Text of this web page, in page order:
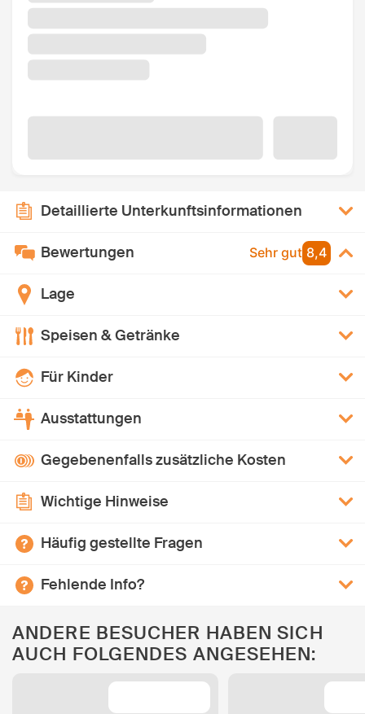
Detaillierte Unterkunftsinformationen
Bewertungen Sehr gut 8,4
Lage
Speisen & Getränke
Für Kinder
Ausstattungen
Gegebenenfalls zusätzliche Kosten
Wichtige Hinweise
Häufig gestellte Fragen
Fehlende Info?
ANDERE BESUCHER HABEN SICH
AUCH FOLGENDES ANGESEHEN: